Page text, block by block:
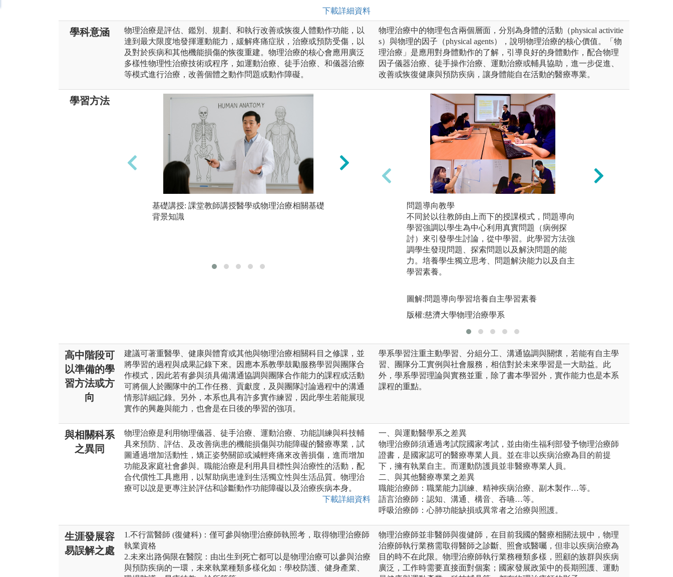
下載詳細資料
學科意涵
物理治療是評估、鑑別、規劃、和執行改善或恢復人體動作功能，以
達到最大限度地發揮運動能力，緩解疼痛症狀，治療或預防受傷，以
及對於疾病和其他機能損傷的恢復重建。物理治療的核心會應用廣泛
多樣性物理性治療技術或程序，如運動治療、徒手治療、和儀器治療
等模式進行治療，改善個體之動作問題或動作障礙。
物理治療中的物理包含兩個層面，分別為身體的活動（physical activitie
s）與物理的因子（physical agents），說明物理治療的核心價值。「物
理治療」是應用對身體動作的了解，引導良好的身體動作，配合物理
因子儀器治療、徒手操作治療、運動治療或輔具協助，進一步促進、
改善或恢復健康與預防疾病，讓身體能自在活動的醫療專業。
學習方法
基礎講授: 課堂教師講授醫學或物理治療相關基礎
背景知識
技術練習：學習操作練習各種評估與治療技術
問題導向教學
不同於以往教師由上而下的授課模式，問題導向
學習強調以學生為中心利用真實問題（病例探
討）來引發學生討論，從中學習。此學習方法強
調學生發現問題、探索問題以及解決問題的能
力。培養學生獨立思考、問題解決能力以及自主
學習素養。
圖解:問題導向學習培養自主學習素養
版權:慈濟大學物理治療學系
高中階段可
以準備的學
習方法或方
向
建議可著重醫學、健康與體育或其他與物理治療相關科目之修課，並
將學習的過程與成果記錄下來。因應本系教學鼓勵服務學習與團隊合
作模式，因此若有參與須具備溝通協調與團隊合作能力的課程或活動
可將個人於團隊中的工作任務、貢獻度，及與團隊討論過程中的溝通
情形詳細記錄。另外，本系也具有許多實作練習，因此學生若能展現
實作的興趣與能力，也會是在日後的學習的強項。
學系學習注重主動學習、分組分工、溝通協調與關懷，若能有自主學
習、團隊分工實例與社會服務，相信對於未來學習是一大助益。此
外，學系學習理論與實務並重，除了書本學習外，實作能力也是本系
課程的重點。
與相關科系
之異同
物理治療是利用物理儀器、徒手治療、運動治療、功能訓練與科技輔
具來預防、評估、及改善病患的機能損傷與功能障礙的醫療專業，試
圖通過增加活動性，矯正姿勢關節或減輕疼痛來改善損傷，進而增加
功能及家庭社會參與。職能治療是利用具目標性與治療性的活動，配
合代償性工具應用，以幫助病患達到生活獨立性與生活品質。物理治
療可以說是更專注於評估和診斷動作功能障礙以及治療疾病本身。
下載詳細資料
一、與運動醫學系之差異
物理治療師須通過考試院國家考試，並由衛生福利部發予物理治療師
證書，是國家認可的醫療專業人員。並在非以疾病治療為目的前提
下，擁有執業自主。而運動防護員並非醫療專業人員。
二、與其他醫療專業之差異
職能治療師：職業能力訓練、精神疾病治療、副木製作…等。
語言治療師：認知、溝通、構音、吞嚥…等。
呼吸治療師：心肺功能缺損或異常者之治療與照護。
生涯發展容
易誤解之處
1.不行當醫師 (復健科)：僅可參與物理治療師執照考，取得物理治療師
執業資格
2.未來出路侷限在醫院：由出生到死亡都可以是物理治療可以參與治療
與預防疾病的一環，未來執業種類多樣化如：學校防護、健身產業、
物理治療師並非醫師與復健師，在目前我國的醫療相關法規中，物理
治療師執行業務需取得醫師之診斷、照會或醫囑，但非以疾病治療為
目的時不在此限。物理治療師執行業務種類多樣，照顧的族群與疾病
廣泛，工作時需要直接面對個案；國家發展政策中的長期照護、運動